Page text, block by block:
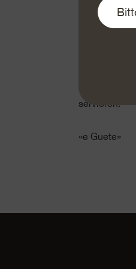
servieren.
«e Guete»